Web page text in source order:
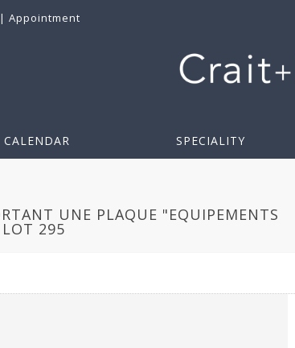
| Appointment
CALENDAR SPECIALITY
UNE PLAQUE "EQUIPEMENTS
295